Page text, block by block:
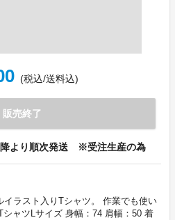
(税込/送料込)
販売終了
降より順次発送 ※受注生産の為
ラスト入りTシャツ。 作業でも使い
ャツLサイズ 身幅：74 肩幅：50 着